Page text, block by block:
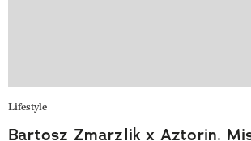
Lifestyle
Bartosz Zmarzlik x Aztorin.